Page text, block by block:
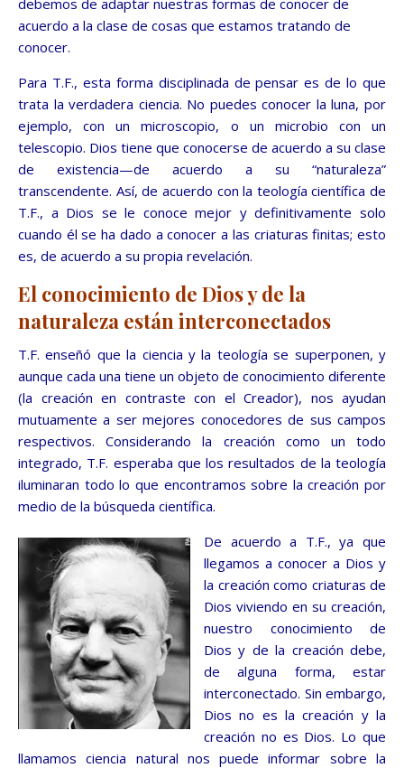
debemos de adaptar nuestras formas de conocer de
acuerdo a la clase de cosas que estamos tratando de
conocer.
Para T.F., esta forma disciplinada de pensar es de lo que
trata la verdadera ciencia. No puedes conocer la luna, por
ejemplo, con un microscopio, o un microbio con un
telescopio. Dios tiene que conocerse de acuerdo a su clase
de existencia—de acuerdo a su “naturaleza”
transcendente. Así, de acuerdo con la teología científica de
T.F., a Dios se le conoce mejor y definitivamente solo
cuando él se ha dado a conocer a las criaturas finitas; esto
es, de acuerdo a su propia revelación.
El conocimiento de Dios y de la
naturaleza están interconectados
T.F. enseñó que la ciencia y la teología se superponen, y
aunque cada una tiene un objeto de conocimiento diferente
(la creación en contraste con el Creador), nos ayudan
mutuamente a ser mejores conocedores de sus campos
respectivos. Considerando la creación como un todo
integrado, T.F. esperaba que los resultados de la teología
iluminaran todo lo que encontramos sobre la creación por
medio de la búsqueda científica.
De acuerdo a T.F., ya que
llegamos a conocer a Dios y
la creación como criaturas de
Dios viviendo en su creación,
nuestro conocimiento de
Dios y de la creación debe,
de alguna forma, estar
interconectado. Sin embargo,
Dios no es la creación y la
creación no es Dios. Lo que
llamamos ciencia natural nos puede informar sobre la